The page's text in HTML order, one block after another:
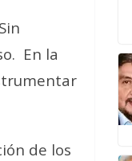
En la
de los